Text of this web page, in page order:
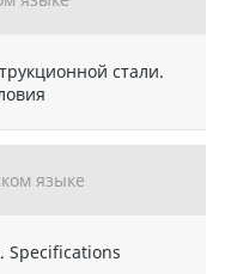
стали.
языке
Specifications